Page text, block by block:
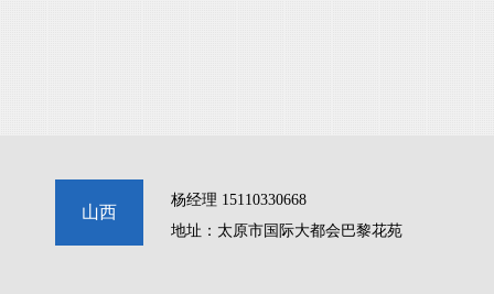
山西
杨经理 15110330668
地址：太原市国际大都会巴黎花苑